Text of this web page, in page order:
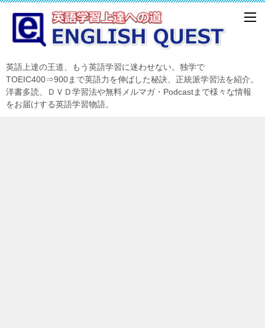
英語上達の王道、もう英語学習に迷わせない。独学で
TOEIC400⇒900まで英語力を伸ばした秘訣、正統派学習法を紹介。
洋書多読、ＤＶＤ学習法や無料メルマガ・Podcastまで様々な情報
をお届けする英語学習物語。